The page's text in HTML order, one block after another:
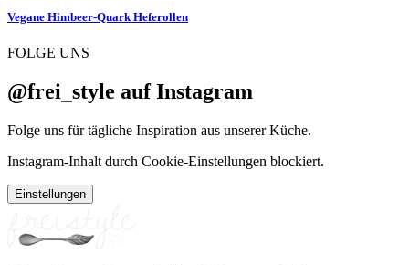
Vegane Himbeer-Quark Heferollen
FOLGE UNS
@frei_style auf Instagram
Folge uns für tägliche Inspiration aus unserer Küche.
Instagram-Inhalt durch Cookie-Einstellungen blockiert.
Einstellungen